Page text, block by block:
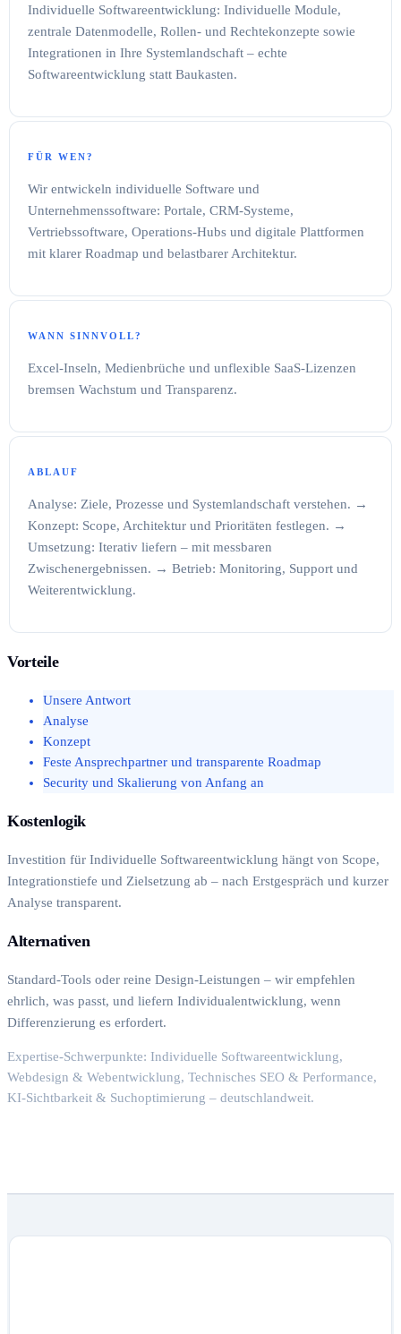
Individuelle Softwareentwicklung: Individuelle Module,
zentrale Datenmodelle, Rollen- und Rechtekonzepte sowie
Integrationen in Ihre Systemlandschaft – echte
Softwareentwicklung statt Baukasten.
FÜR WEN?
Wir entwickeln individuelle Software und
Unternehmenssoftware: Portale, CRM-Systeme,
Vertriebssoftware, Operations-Hubs und digitale Plattformen
mit klarer Roadmap und belastbarer Architektur.
WANN SINNVOLL?
Excel-Inseln, Medienbrüche und unflexible SaaS-Lizenzen
bremsen Wachstum und Transparenz.
ABLAUF
Analyse: Ziele, Prozesse und Systemlandschaft verstehen. →
Konzept: Scope, Architektur und Prioritäten festlegen. →
Umsetzung: Iterativ liefern – mit messbaren
Zwischenergebnissen. → Betrieb: Monitoring, Support und
Weiterentwicklung.
Vorteile
Unsere Antwort
Analyse
Konzept
Feste Ansprechpartner und transparente Roadmap
Security und Skalierung von Anfang an
Kostenlogik
Investition für Individuelle Softwareentwicklung hängt von Scope,
Integrationstiefe und Zielsetzung ab – nach Erstgespräch und kurzer
Analyse transparent.
Alternativen
Standard-Tools oder reine Design-Leistungen – wir empfehlen
ehrlich, was passt, und liefern Individualentwicklung, wenn
Differenzierung es erfordert.
Expertise-Schwerpunkte: Individuelle Softwareentwicklung,
Webdesign & Webentwicklung, Technisches SEO & Performance,
KI-Sichtbarkeit & Suchoptimierung – deutschlandweit.